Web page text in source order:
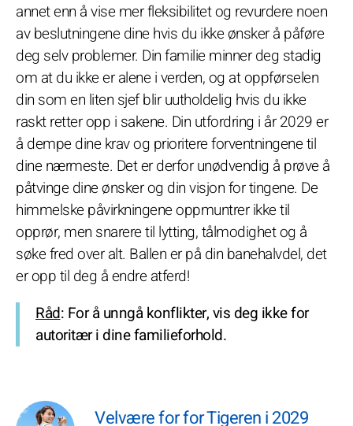
annet enn å vise mer fleksibilitet og revurdere noen
av beslutningene dine hvis du ikke ønsker å påføre
deg selv problemer. Din familie minner deg stadig
om at du ikke er alene i verden, og at oppførselen
din som en liten sjef blir uutholdelig hvis du ikke
raskt retter opp i sakene. Din utfordring i år 2029 er
å dempe dine krav og prioritere forventningene til
dine nærmeste. Det er derfor unødvendig å prøve å
påtvinge dine ønsker og din visjon for tingene. De
himmelske påvirkningene oppmuntrer ikke til
opprør, men snarere til lytting, tålmodighet og å
søke fred over alt. Ballen er på din banehalvdel, det
er opp til deg å endre atferd!
Råd: For å unngå konflikter, vis deg ikke for
autoritær i dine familieforhold.
Velvære for for Tigeren i 2029